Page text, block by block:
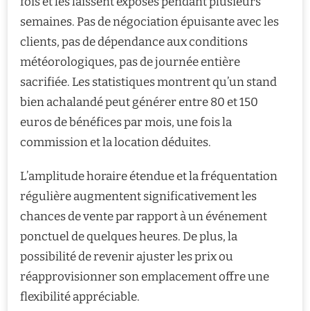
semaines. Pas de négociation épuisante avec les
clients, pas de dépendance aux conditions
météorologiques, pas de journée entière
sacrifiée. Les statistiques montrent qu’un stand
bien achalandé peut générer entre 80 et 150
euros de bénéfices par mois, une fois la
commission et la location déduites.
L’amplitude horaire étendue et la fréquentation
régulière augmentent significativement les
chances de vente par rapport à un événement
ponctuel de quelques heures. De plus, la
possibilité de revenir ajuster les prix ou
réapprovisionner son emplacement offre une
flexibilité appréciable.